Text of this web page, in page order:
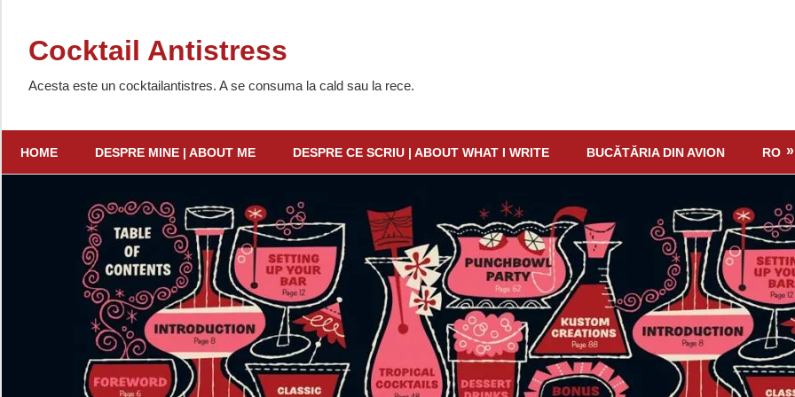
contentCocktail Antistress
Acesta este un cocktailantistres. A se consuma la cald sau la rece.
HOME DESPRE MINE | ABOUT ME DESPRE CE SCRIU | ABOUT WHAT I WRITE BUCĂTĂRIA DIN AVION RO